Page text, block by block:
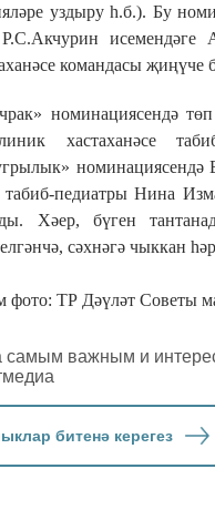
уздыру һ.б.). Бу
командасы җиңүче
номинациясендә
хастаханәсе
номинациясендә
табиб-педиатры Нина
Хәер, бүген
сәхнәгә чыккан
фото: ТР Дәүләт Советы
самым важным и
битенә керегез